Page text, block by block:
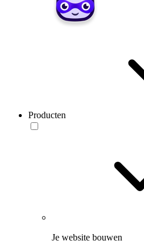
Producten
Je website bouwen